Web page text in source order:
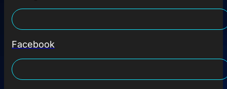
Facebook